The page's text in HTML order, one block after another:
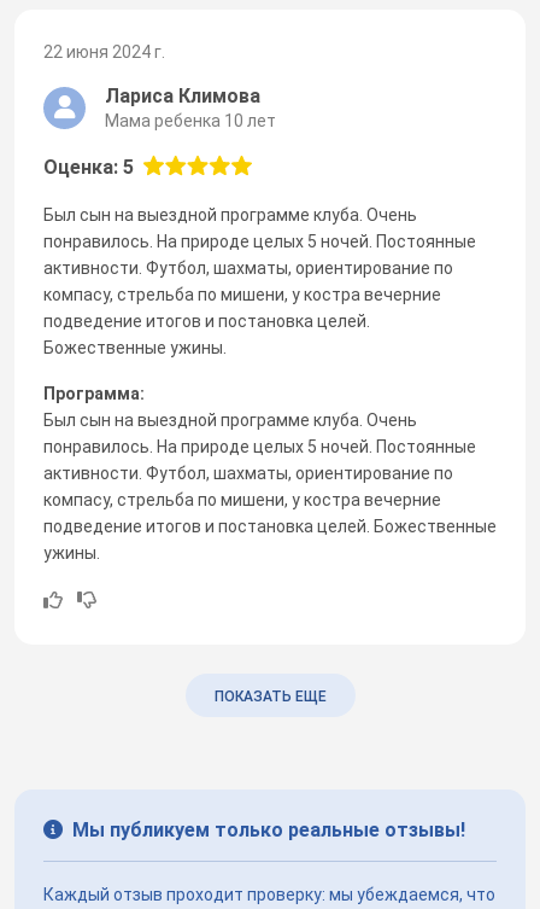
22 июня 2024 г.
Лариса Климова
Мама ребенка 10 лет
Оценка: 5
Был сын на выездной программе клуба. Очень
понравилось. На природе целых 5 ночей. Постоянные
активности. Футбол, шахматы, ориентирование по
компасу, стрельба по мишени, у костра вечерние
подведение итогов и постановка целей.
Божественные ужины.
Программа:
Был сын на выездной программе клуба. Очень
понравилось. На природе целых 5 ночей. Постоянные
активности. Футбол, шахматы, ориентирование по
компасу, стрельба по мишени, у костра вечерние
подведение итогов и постановка целей. Божественные
ужины.
ПОКАЗАТЬ ЕЩЕ
Мы публикуем только реальные отзывы!
Каждый отзыв проходит проверку: мы убеждаемся, что